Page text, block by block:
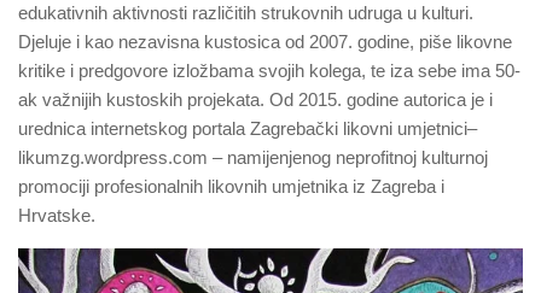
edukativnih aktivnosti različitih strukovnih udruga u kulturi.
Djeluje i kao nezavisna kustosica od 2007. godine, piše likovne
kritike i predgovore izložbama svojih kolega, te iza sebe ima 50-
ak važnijih kustoskih projekata. Od 2015. godine autorica je i
urednica internetskog portala Zagrebački likovni umjetnici–
likumzg.wordpress.com – namijenjenog neprofitnoj kulturnoj
promociji profesionalnih likovnih umjetnika iz Zagreba i
Hrvatske.